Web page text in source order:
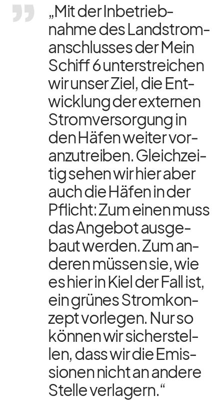
„Mit der In­be­trieb­
nahme des Land­stro­m­
an­schlus­ses der Mein
Schiff 6 un­ter­strei­chen
wir un­ser Ziel, die Ent­
wick­lung der ex­ter­nen
Strom­ver­sor­gung in
den Hä­fen wei­ter vor­
an­zu­trei­ben. Gleich­zei­
tig se­hen wir hier aber
auch die Hä­fen in der
Pflicht: Zum ei­nen muss
das An­ge­bot aus­ge­
baut wer­den. Zum an­
de­ren müs­sen sie, wie
es hier in Kiel der Fall ist,
ein grü­nes Strom­kon­
zept vor­le­gen. Nur so
kön­nen wir si­cher­stel­
len, dass wir die Emis­
sio­nen nicht an an­dere
Stelle ver­la­gern.“